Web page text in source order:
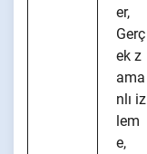
er,
Gerç
ek z
ama
nlı iz
lem
e,